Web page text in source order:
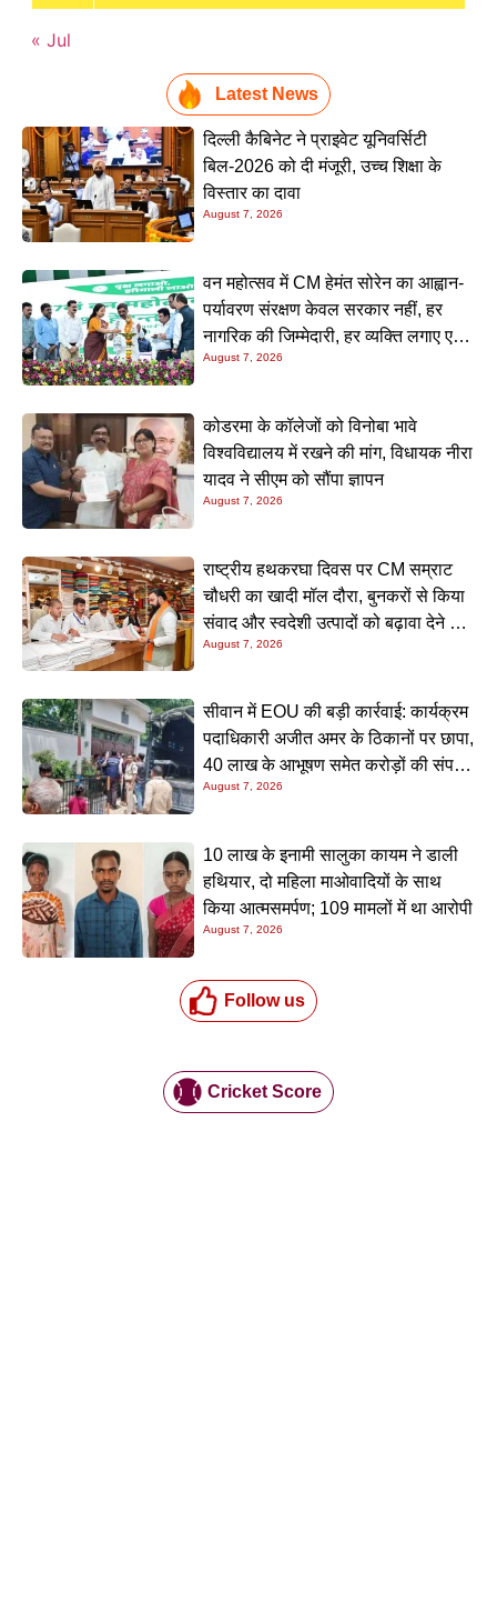
« Jul
Latest News
दिल्ली कैबिनेट ने प्राइवेट यूनिवर्सिटी
बिल-2026 को दी मंजूरी, उच्च शिक्षा के
विस्तार का दावा
August 7, 2026
वन महोत्सव में CM हेमंत सोरेन का आह्वान-
पर्यावरण संरक्षण केवल सरकार नहीं, हर
नागरिक की जिम्मेदारी, हर व्यक्ति लगाए एक
पौधा
August 7, 2026
कोडरमा के कॉलेजों को विनोबा भावे
विश्वविद्यालय में रखने की मांग, विधायक नीरा
यादव ने सीएम को सौंपा ज्ञापन
August 7, 2026
राष्ट्रीय हथकरघा दिवस पर CM सम्राट
चौधरी का खादी मॉल दौरा, बुनकरों से किया
संवाद और स्वदेशी उत्पादों को बढ़ावा देने की
अपील
August 7, 2026
सीवान में EOU की बड़ी कार्रवाई: कार्यक्रम
पदाधिकारी अजीत अमर के ठिकानों पर छापा,
40 लाख के आभूषण समेत करोड़ों की संपत्ति
की जांच शुरू
August 7, 2026
10 लाख के इनामी सालुका कायम ने डाली
हथियार, दो महिला माओवादियों के साथ
किया आत्मसमर्पण; 109 मामलों में था आरोपी
August 7, 2026
Follow us
Cricket Score